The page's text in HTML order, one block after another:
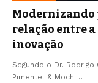
Modernizando
relação entre
inovação
Segundo o Dr.
Pimentel & Mochi…